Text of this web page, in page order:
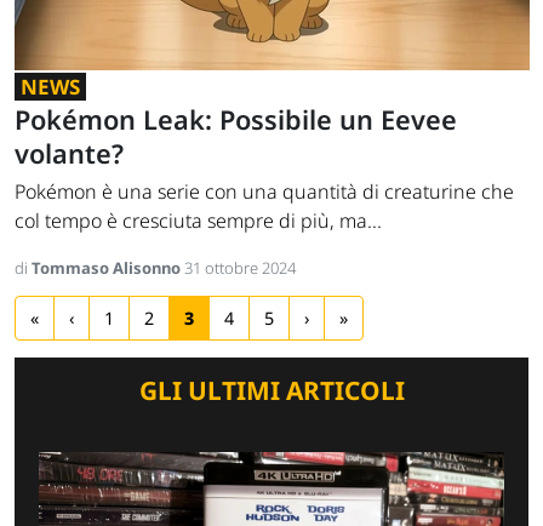
NEWS
Pokémon Leak: Possibile un Eevee
volante?
Pokémon è una serie con una quantità di creaturine che
col tempo è cresciuta sempre di più, ma...
di Tommaso Alisonno31 ottobre 2024
« ‹ 1 2 3 4 5 › »
GLI ULTIMI ARTICOLI